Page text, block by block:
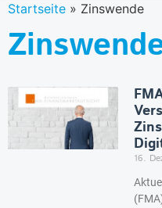
Startseite » Zinswende
16.